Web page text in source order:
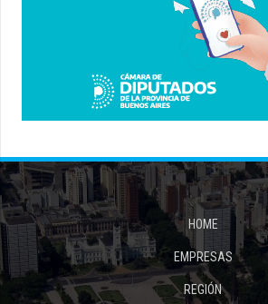
HOME
EMPRESAS
REGIÓN